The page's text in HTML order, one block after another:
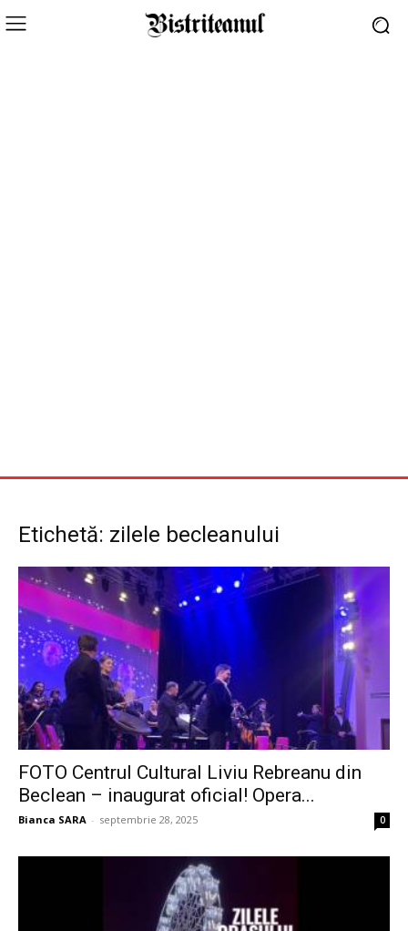
Etichetă: zilele becleanului
FOTO Centrul Cultural Liviu Rebreanu din
Beclean – inaugurat oficial! Opera...
Bianca SARA - septembrie 28, 2025 0